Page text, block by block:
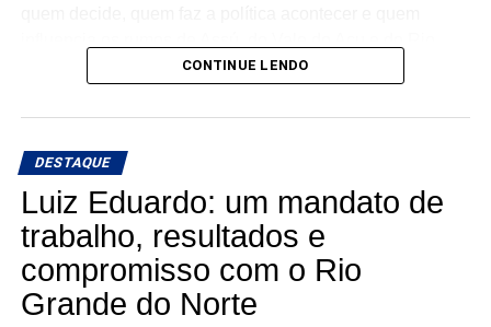
🎙️ O rádio ganha um novo espaço para o debate, a
Conexão com Alex Silva: onde a notícia ganha voz e os
bastidores viram informação.
📅 Estreia: 7 de agosto
📻 104 FM do Assú
🕢 Toda sexta-feira, das 7h30 às 8h30 da manhã.
CONTINUE LENDO
DESTAQUE
Luiz Eduardo: um mandato de
trabalho, resultados e
compromisso com o Rio
Grande do Norte